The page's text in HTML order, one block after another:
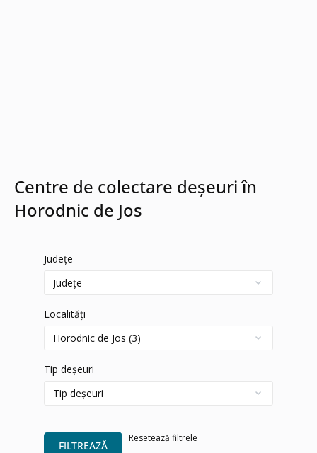
Centre de colectare deșeuri în
Horodnic de Jos
Județe
Localități
Tip deșeuri
FILTREAZĂ
Resetează filtrele